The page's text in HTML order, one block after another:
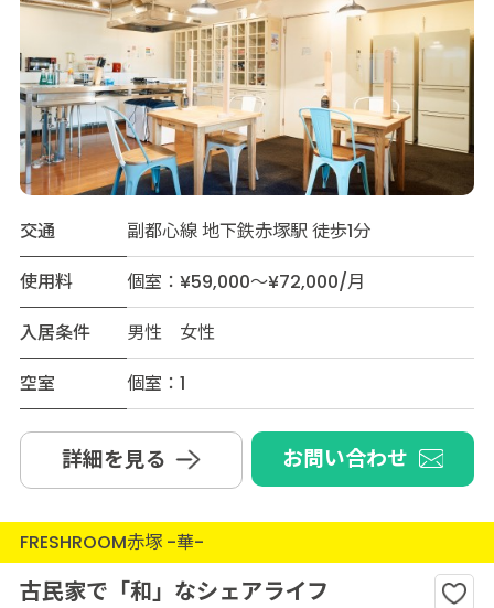
交通
副都心線 地下鉄赤塚駅 徒歩1分
使用料
個室：¥59,000～¥72,000/月
入居条件
男性 女性
空室
個室：1
詳細を見る お問い合わせ
FRESHROOM赤塚 -華-
古民家で「和」なシェアライフ